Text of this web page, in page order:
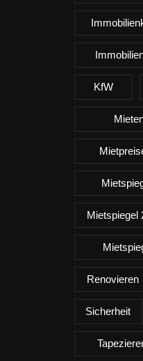
KfW
Mietspiegel
Renovieren
Sicherheit